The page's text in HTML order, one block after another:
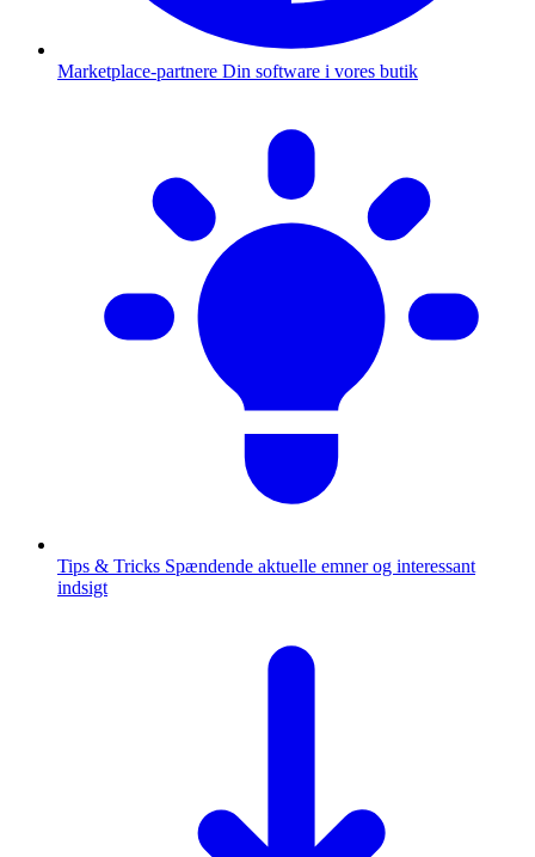
Marketplace-partnere Din software i vores butik
Tips & Tricks Spændende aktuelle emner og interessant
indsigt